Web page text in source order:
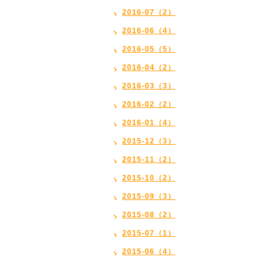
2016-07（2）
2016-06（4）
2016-05（5）
2016-04（2）
2016-03（3）
2016-02（2）
2016-01（4）
2015-12（3）
2015-11（2）
2015-10（2）
2015-09（3）
2015-08（2）
2015-07（1）
2015-06（4）